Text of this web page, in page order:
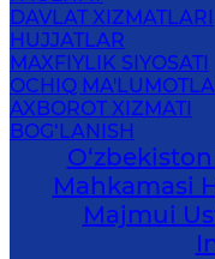
DAVLAT XIZMATLARI
HUJJATLAR
MAXFIYLIK SIYOSATI
OCHIQ
AXBOROT XIZMATI
BOG‘LANISH
Mahkamasi
Majmui